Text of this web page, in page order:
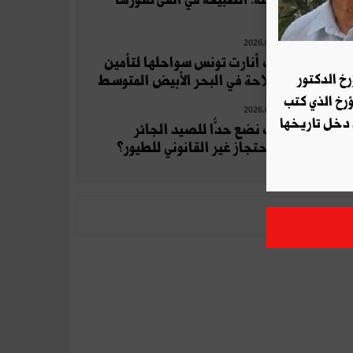
2026.07.11
كيف أنارت تونس سواحلها لتأمين
الملاحة في البحر الأبيض المتوسط
2026.07.27
كيف نضع حدًّا للصيد الجائر
والاحتجاز غير القانوني للطيور؟
الدكتور
الذي كتب
دخل تاريخها